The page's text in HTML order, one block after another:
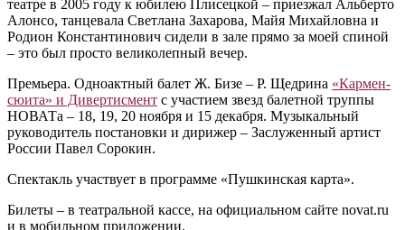
театре в 2005 году к юбилею Плисецкой – приезжал Альберто
Алонсо, танцевала Светлана Захарова, Майя Михайловна и
Родион Константинович сидели в зале прямо за моей спиной
– это был просто великолепный вечер.
Премьера. Одноактный балет Ж. Бизе – Р. Щедрина «Кармен-
сюита» и Дивертисмент с участием звезд балетной труппы
НОВАТа – 18, 19, 20 ноября и 15 декабря. Музыкальный
руководитель постановки и дирижер – Заслуженный артист
России Павел Сорокин.
Спектакль участвует в программе «Пушкинская карта».
Билеты – в театральной кассе, на официальном сайте novat.ru
и в мобильном приложении.